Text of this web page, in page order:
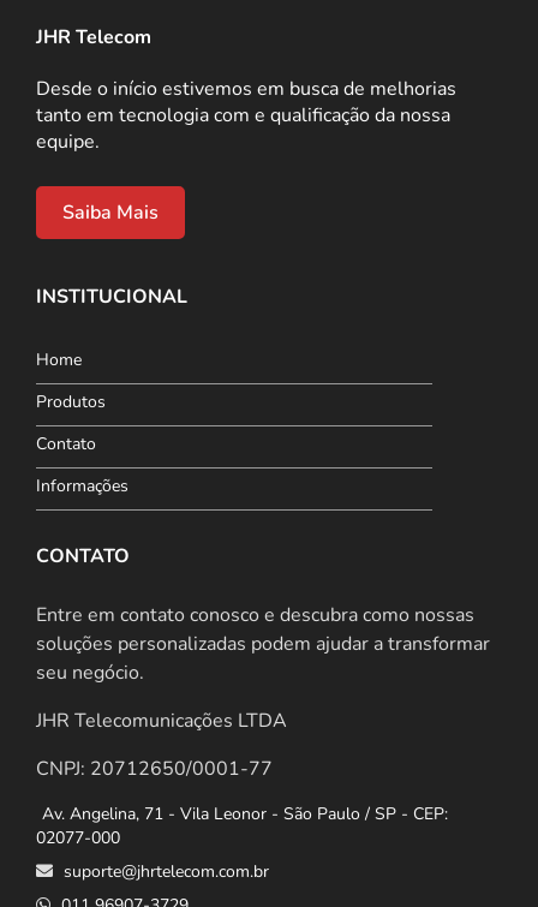
JHR Telecom
Desde o início estivemos em busca de melhorias
tanto em tecnologia com e qualificação da nossa
equipe.
Saiba Mais
INSTITUCIONAL
Home
Produtos
Contato
Informações
CONTATO
Entre em contato conosco e descubra como nossas
soluções personalizadas podem ajudar a transformar
seu negócio.
JHR Telecomunicações LTDA
CNPJ: 20712650/0001-77
Av. Angelina, 71 - Vila Leonor - São Paulo / SP - CEP:
02077-000
suporte@jhrtelecom.com.br